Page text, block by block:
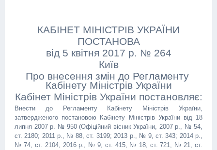
КАБІНЕТ МІНІСТРІВ УКРАЇНИ
ПОСТАНОВА
від 5 квітня 2017 р. № 264
Київ
Про внесення змін до Регламенту
Кабінету Міністрів України
Кабінет Міністрів України постановляє:
Внести до Регламенту Кабінету Міністрів України,
затвердженого постановою Кабінету Міністрів України від 18
липня 2007 р. № 950 (Офіційний вісник України, 2007 р., № 54,
ст. 2180; 2011 р., № 88, ст. 3199; 2013 р., № 9, ст. 343; 2014 р.,
№ 74, ст. 2104; 2016 р., № 9, ст. 415, № 18, ст. 721, № 21, ст.